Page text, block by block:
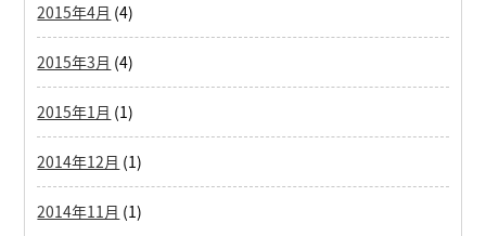
2015年4月 (4)
2015年3月 (4)
2015年1月 (1)
2014年12月 (1)
2014年11月 (1)